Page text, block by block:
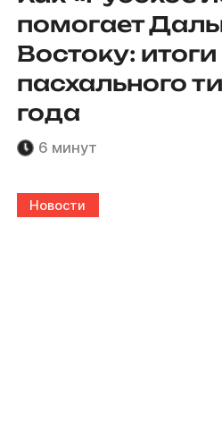
помогает
Востоку: итоги
пасхального
года
6 минут
Новости